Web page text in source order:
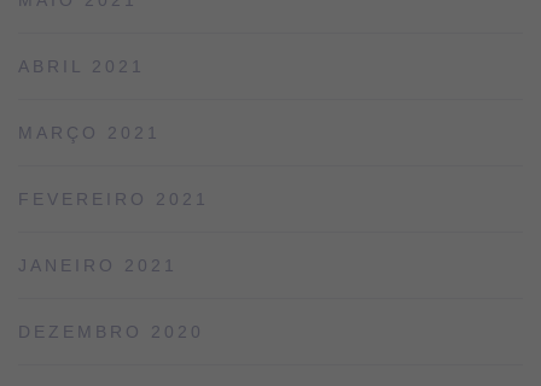
ABRIL 2021
MARÇO 2021
FEVEREIRO 2021
JANEIRO 2021
DEZEMBRO 2020